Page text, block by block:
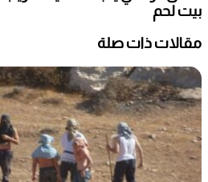
بيت لحم
مقالات ذات صلة